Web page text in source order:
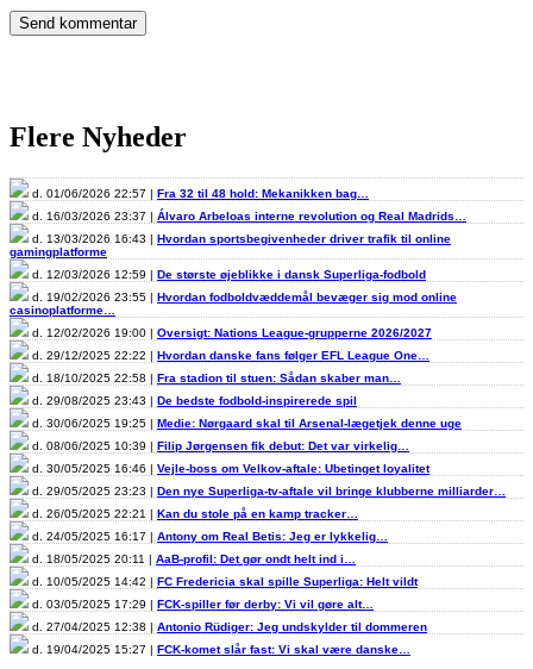
Flere Nyheder
d. 01/06/2026 22:57 | Fra 32 til 48 hold: Mekanikken bag…
d. 16/03/2026 23:37 | Álvaro Arbeloas interne revolution og Real Madrids…
d. 13/03/2026 16:43 | Hvordan sportsbegivenheder driver trafik til online
gamingplatforme
d. 12/03/2026 12:59 | De største øjeblikke i dansk Superliga-fodbold
d. 19/02/2026 23:55 | Hvordan fodboldvæddemål bevæger sig mod online
casinoplatforme…
d. 12/02/2026 19:00 | Oversigt: Nations League-grupperne 2026/2027
d. 29/12/2025 22:22 | Hvordan danske fans følger EFL League One…
d. 18/10/2025 22:58 | Fra stadion til stuen: Sådan skaber man…
d. 29/08/2025 23:43 | De bedste fodbold-inspirerede spil
d. 30/06/2025 19:25 | Medie: Nørgaard skal til Arsenal-lægetjek denne uge
d. 08/06/2025 10:39 | Filip Jørgensen fik debut: Det var virkelig…
d. 30/05/2025 16:46 | Vejle-boss om Velkov-aftale: Ubetinget loyalitet
d. 29/05/2025 23:23 | Den nye Superliga-tv-aftale vil bringe klubberne milliarder…
d. 26/05/2025 22:21 | Kan du stole på en kamp tracker…
d. 24/05/2025 16:17 | Antony om Real Betis: Jeg er lykkelig…
d. 18/05/2025 20:11 | AaB-profil: Det gør ondt helt ind i…
d. 10/05/2025 14:42 | FC Fredericia skal spille Superliga: Helt vildt
d. 03/05/2025 17:29 | FCK-spiller før derby: Vi vil gøre alt…
d. 27/04/2025 12:38 | Antonio Rüdiger: Jeg undskylder til dommeren
d. 19/04/2025 15:27 | FCK-komet slår fast: Vi skal være danske…